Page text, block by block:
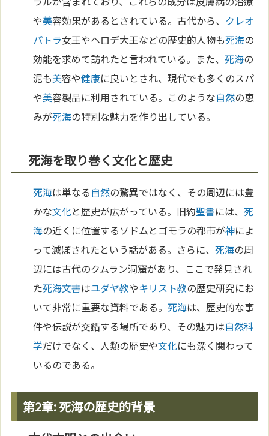
や美容効果があるとされている。古代から、 クレオ
パトラ女王やヘロデ大王などの歴史的人物も死海の
効能を求めて訪れたと言われている。また、死海の
泥も美容や健康に良いとされ、現代でも多くのスパ
や美容製品に利用されている。このような自然の恵
みが死海の特別な魅力を作り出している。
死海を取り巻く文化と歴史
死海は単なる自然の驚異ではなく、その周辺には豊
かな文化と歴史が広がっている。旧約聖書には、死
海の近くに位置するソドムとゴモラの都市が神によ
って滅ぼされたという話がある。さらに、死海の周
辺には古代のクムラン洞窟があり、ここで発見され
た死海文書はユダヤ教やキリスト教の歴史研究にお
いて非常に重要な資料である。死海は、歴史的な事
件や伝説が交錯する場所であり、その魅力は自然科
学だけでなく、人類の歴史や文化にも深く関わって
いるのである。
第2章: 死海の歴史的背景